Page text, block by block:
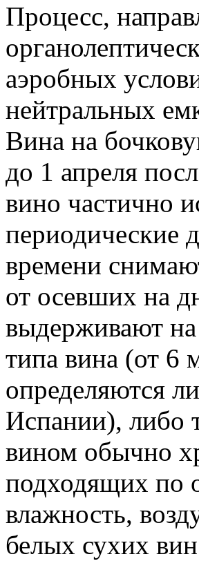
Процесс,
аэробных
нейтральных
Вина на
до 1 апреля
вино частично
периодические
времени
от осевших на
выдерживают
типа вина (от 6
определяются
Испании), либо
вином обычно
подходящих по
влажность,
белых сухих